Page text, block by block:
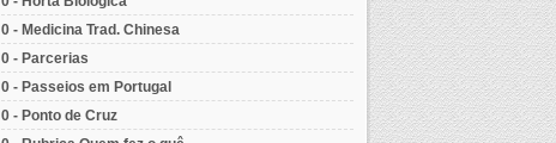
0 - Medicina Trad. Chinesa
0 - Parcerias
0 - Passeios em Portugal
0 - Ponto de Cruz